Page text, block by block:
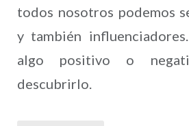
todos nosotros podemos
y también
algo positivo o
descubrirlo.